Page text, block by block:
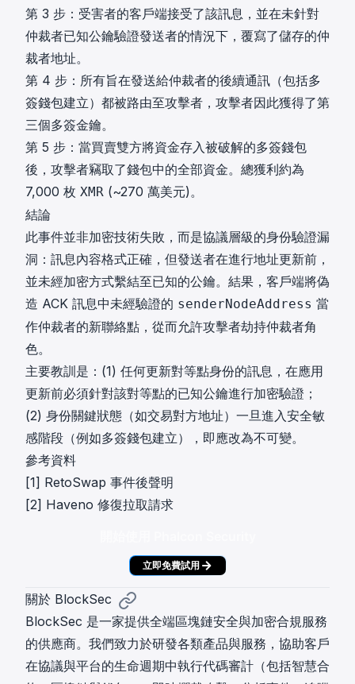
第 3 步：受害者的客戶端接受了該訊息，並在未針對
仲裁者已知公鑰驗證發送者的情況下，覆寫了儲存的仲
裁者地址。
第 4 步：所有旨在發送給仲裁者的後續通訊（包括多
簽錢包建立）都被路由至攻擊者，攻擊者因此獲得了第
三個多簽金鑰。
第 5 步：當買賣雙方將資金存入被破解的多簽錢包
後，攻擊者竊取了錢包中的全部資金。總獲利約為
7,000 枚 XMR (~270 萬美元)。
結論
此事件並非加密技術失敗，而是協議層級的身份驗證漏
洞：訊息內容格式正確，但發送者在進行地址更新前，
並未經加密方式繫結至已知的公鑰。結果，客戶端將偽
造 ACK 訊息中未經驗證的 senderNodeAddress 當
作仲裁者的新聯絡點，從而允許攻擊者劫持仲裁者角
色。
主要教訓是：(1) 任何更新對等點身份的訊息，在應用
更新前必須針對該對等點的已知公鑰進行加密驗證；
(2) 身份關鍵狀態（如交易對方地址）一旦進入安全敏
感階段（例如多簽錢包建立），即應改為不可變。
參考資料
[1] RetoSwap 事件後聲明
[2] Haveno 修復拉取請求
立即免費試用
關於 BlockSec
BlockSec 是一家提供全端區塊鏈安全與加密合規服務
的供應商。我們致力於研發各類產品與服務，協助客戶
在協議與平台的生命週期中執行代碼審計（包括智慧合